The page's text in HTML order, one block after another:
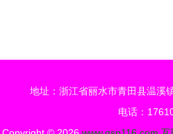
2015年度
察
地址：浙江省丽水市青田县温溪
电话：